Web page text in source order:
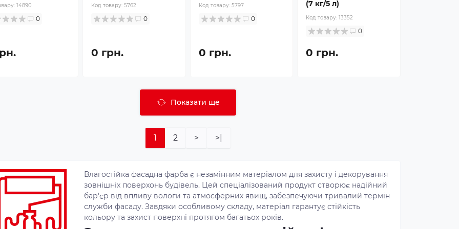
14890
0
Код товару: 5762
0
0 грн.
Код товару: 5797
0
0 грн.
(7 кг/5 л)
Код товару:13352
0
0 грн.
Показати ще
1 2 > >|
Влагостійка фасадна фарба є незамінним матеріалом для захисту і декорування
зовнішніх поверхонь будівель. Цей спеціалізований продукт створює надійний
бар'єр від впливу вологи та атмосферних явищ, забезпечуючи тривалий термін
служби фасаду. Завдяки особливому складу, матеріал гарантує стійкість
кольору та захист поверхні протягом багатьох років.